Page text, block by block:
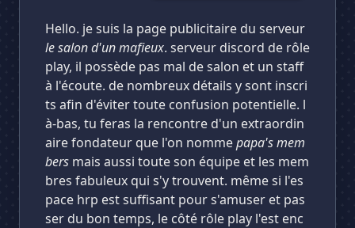
Hello. je suis la page publicitaire du serveur
le salon d'un mafieux. serveur discord de rôle
play, il possède pas mal de salon et un staff
à l'écoute. de nombreux détails y sont inscri
ts afin d'éviter toute confusion potentielle. l
à-bas, tu feras la rencontre d'un extraordin
aire fondateur que l'on nommepapa's mem
bers mais aussi toute son équipe et les mem
bres fabuleux qui s'y trouvent. même si l'es
pace hrp est suffisant pour s'amuser et pas
ser du bon temps, le côté rôle play l'est enc